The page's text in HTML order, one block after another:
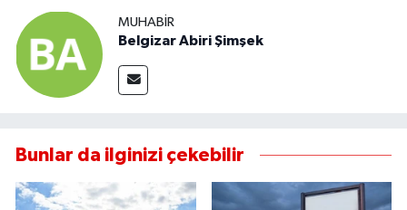
MUHABIR
Belgizar Abiri Şimşek
Bunlar da ilginizi çekebilir